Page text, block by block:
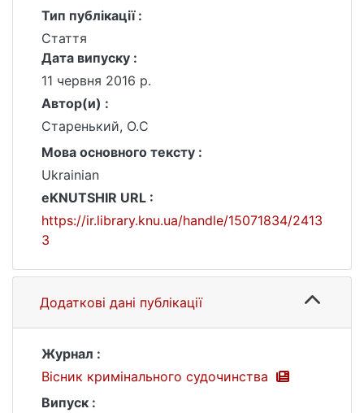
Тип публікації :
Стаття
Дата випуску :
11 червня 2016 р.
Автор(и) :
Старенький, О.С
Мова основного тексту :
Ukrainian
eKNUTSHIR URL :
https://ir.library.knu.ua/handle/15071834/2413
3
Додаткові дані публікації
Журнал :
Вісник кримінального судочинства
Випуск :